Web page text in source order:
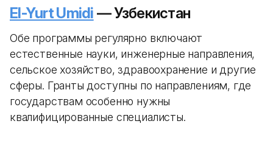
El-Yurt Umidi — Узбекистан
Обе программы регулярно включают
естественные науки, инженерные направления,
сельское хозяйство, здравоохранение и другие
сферы. Гранты доступны по направлениям, где
государствам особенно нужны
квалифицированные специалисты.